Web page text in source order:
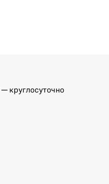
— круглосуточно